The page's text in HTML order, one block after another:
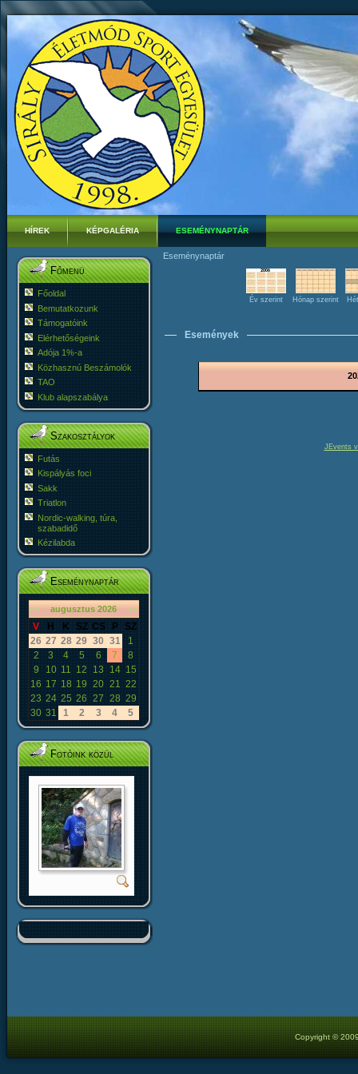
HÍREK KÉPGALÉRIA ESEMÉNYNAPTÁR
Főmenü
Főoldal
Bemutatkozunk
Támogatóink
Elérhetőségeink
Adója 1%-a
Közhasznú Beszámolók
TAO
Klub alapszabálya
Szakosztályok
Futás
Kispályás foci
Sakk
Triatlon
Nordic-walking, túra,
szabadidő
Kézilabda
Eseménynaptár
«< augusztus 2026 >»
V H K SZ CS P
SZ
26 27 28 29 30 31
1
2
3 4 5 6 7
8
9
10 11 12 13 14 15
16 17 18 19 20 21 22
23 24 25 26 27 28 29
30 31 1 2 3 4 5
Fotóink közül
Eseménynaptár
Év szerint Hónap szerint
Események
JEvents
Copyright ©